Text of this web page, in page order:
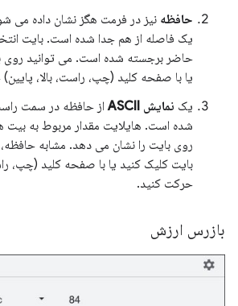
حافظه نیز در فرمت هگز نشان داده می
یک فاصله از هم جدا شده است. بایت
حاضر برجسته شده است. می توانید روی
یا با صفحه کلید (چپ، راست، بالا،
یک نمایش ASCII
از حافظه در سمت
شده است. هایلایت مقدار مربوط به بیت
روی بایت را نشان می دهد. مشابه
بایت کلیک کنید یا با صفحه کلید (چپ،
حرکت کنید.
بازرس ارزش